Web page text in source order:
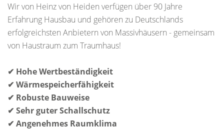
Wir von Heinz von Heiden verfügen über 90 Jahre
Erfahrung Hausbau und gehören zu Deutschlands
erfolgreichsten Anbietern von Massivhäusern - gemeinsam
von Haustraum zum Traumhaus!
✔ Hohe Wertbeständigkeit
✔ Wärmespeicherfähigkeit
✔ Robuste Bauweise
✔ Sehr guter Schallschutz
✔ Angenehmes Raumklima